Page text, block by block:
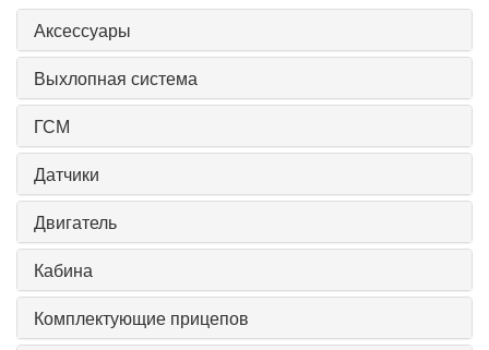
Аксессуары
Выхлопная система
ГСМ
Датчики
Двигатель
Кабина
Комплектующие прицепов